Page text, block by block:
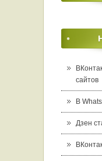
сайтов
В
Дзен